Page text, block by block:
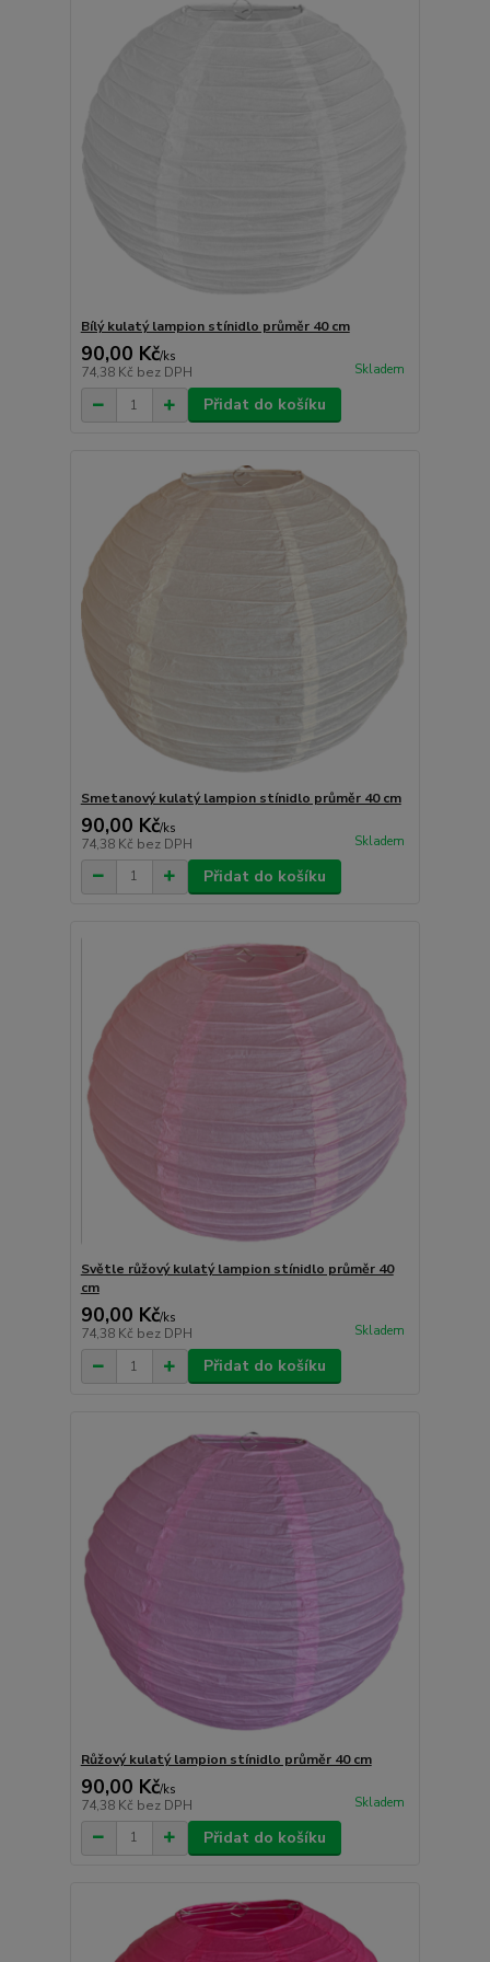
Bílý kulatý lampion stínidlo průměr 40 cm
90,00 Kč/ks
74,38 Kč bez DPH Skladem
Přidat do košíku
Smetanový kulatý lampion stínidlo průměr 40 cm
90,00 Kč/ks
74,38 Kč bez DPH Skladem
Přidat do košíku
Světle růžový kulatý lampion stínidlo průměr 40
cm
90,00 Kč/ks
74,38 Kč bez DPH Skladem
Přidat do košíku
Růžový kulatý lampion stínidlo průměr 40 cm
90,00 Kč/ks
74,38 Kč bez DPH Skladem
Přidat do košíku